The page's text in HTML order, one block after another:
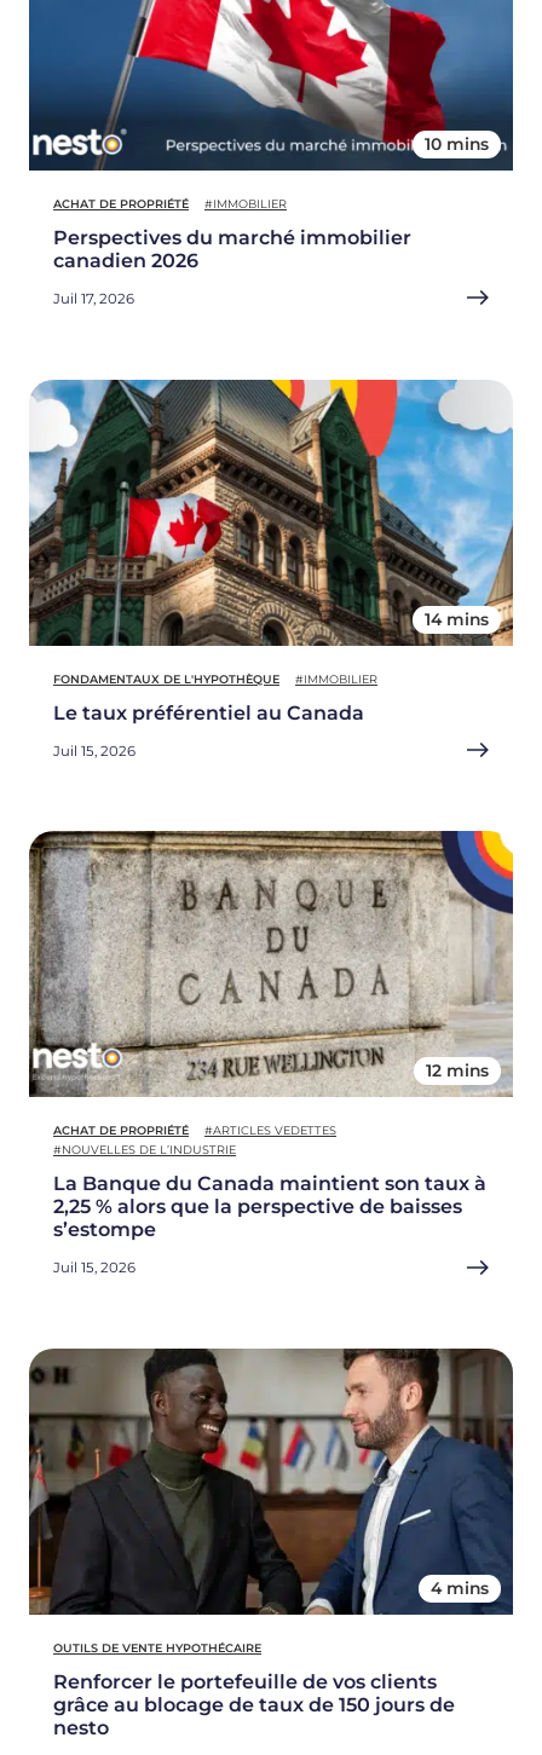
10 mins
ACHAT DE PROPRIÉTÉ #IMMOBILIER
Perspectives du marché immobilier
canadien 2026
Juil 17, 2026
14 mins
FONDAMENTAUX DE L'HYPOTHÈQUE #IMMOBILIER
Le taux préférentiel au Canada
Juil 15, 2026
12 mins
ACHAT DE PROPRIÉTÉ
#ARTICLES VEDETTES
#NOUVELLES DE L’INDUSTRIE
La Banque du Canada maintient son taux à
2,25 % alors que la perspective de baisses
s’estompe
Juil 15, 2026
4 mins
OUTILS DE VENTE HYPOTHÉCAIRE
Renforcer le portefeuille de vos clients
grâce au blocage de taux de 150 jours de
nesto